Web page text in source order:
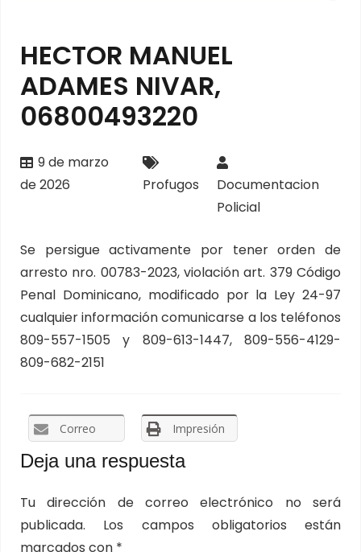
HECTOR MANUEL
ADAMES NIVAR,
06800493220
9 de marzo
de 2026
Profugos
Documentacion
Policial
Se persigue activamente por tener orden de
arresto nro. 00783-2023, violación art. 379 Código
Penal Dominicano, modificado por la Ley 24-97
cualquier información comunicarse a los teléfonos
809-557-1505 y 809-613-1447, 809-556-4129-
809-682-2151
Correo Impresión
Deja una respuesta
Tu dirección de correo electrónico no será
publicada.
Los campos obligatorios están
marcados con *